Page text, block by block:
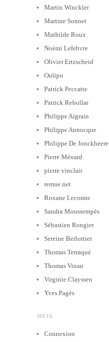
Martin Winckler
Martine Sonnet
Mathilde Roux
Noémi Lefebvre
Olivier Ertzscheid
Oulipo
Patrick Peccatte
Patrick Rebollar
Philippe Aigrain
Philippe Annocque
Philippe De Jonckheere
Pierre Ménard
pierre vinclair
remue.net
Roxane Lecomte
Sandra Moussempès
Sébastien Rongier
Sereine Berlottier
Thomas Terraqué
Thomas Vinau
Virginie Clayssen
Yves Pagès
MÉTA
Connexion